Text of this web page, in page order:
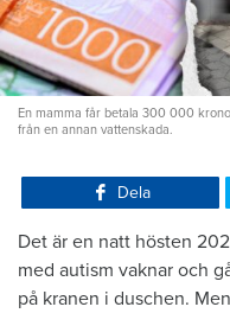
En mamma får betala 300 000
från en annan vattenskada.
Dela
Det är en natt hösten
med autism vaknar och
på kranen i duschen.